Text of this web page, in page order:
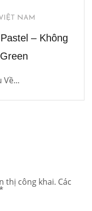
NAM
– Không
Về...
thị công khai. Các